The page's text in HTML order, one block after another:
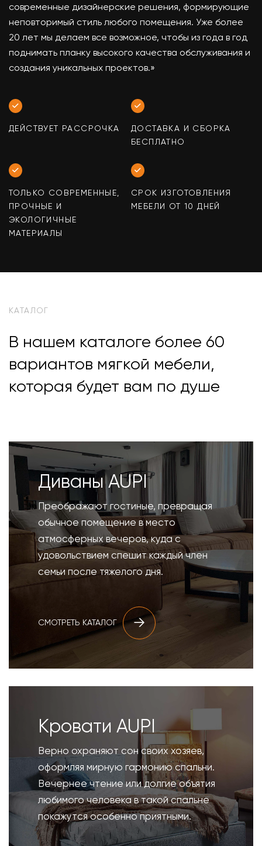
современные дизайнерские решения, формирующие
неповторимый стиль любого помещения. Уже более
20 лет мы делаем все возможное, чтобы из года в год
поднимать планку высокого качества обслуживания и
создания уникальных проектов.»
ДЕЙСТВУЕТ РАССРОЧКА
ДОСТАВКА И СБОРКА
БЕСПЛАТНО
ТОЛЬКО СОВРЕМЕННЫЕ,
ПРОЧНЫЕ И
ЭКОЛОГИЧНЫЕ
МАТЕРИАЛЫ
СРОК ИЗГОТОВЛЕНИЯ
МЕБЕЛИ ОТ 10 ДНЕЙ
КАТАЛОГ
В нашем каталоге более 60
вариантов мягкой мебели,
которая будет вам по душе
Диваны AUPI
Преображают гостиные, превращая
обычное помещение в место
атмосферных вечеров, куда с
удовольствием спешит каждый член
семьи после тяжелого дня.
СМОТРЕТЬ КАТАЛОГ
Кровати AUPI
Верно охраняют сон своих хозяев,
оформляя мирную гармонию спальни.
Вечернее чтение или долгие объятия
любимого человека в такой спальне
покажутся особенно приятными.